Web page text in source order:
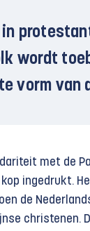
in
wordt
vorm van
met de
ingedrukt.
de
christenen.